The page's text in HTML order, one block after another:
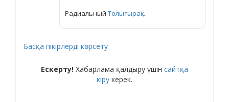
Радиальный Толығырақ ...
Басқа пікірлерді көрсету
Ескерту! Хабарлама қалдыру үшін сайтқа
кіру керек.